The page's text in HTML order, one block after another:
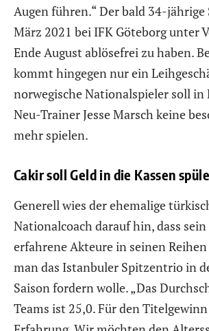
Augen führen.“ Der bald 34-jährige
März 2021 bei IFK Göteborg unter
Ende August ablösefrei zu haben.
kommt hingegen nur ein
norwegische Nationalspieler soll in
Neu-Trainer Jesse Marsch keine
mehr spielen.
Cakir soll Geld in die Kassen
Generell wies der ehemalige
Nationalcoach darauf hin, dass
erfahrene Akteure in seinen
man das Istanbuler Spitzentrio in
Saison fordern wolle. „Das
Teams ist 25,0. Für den